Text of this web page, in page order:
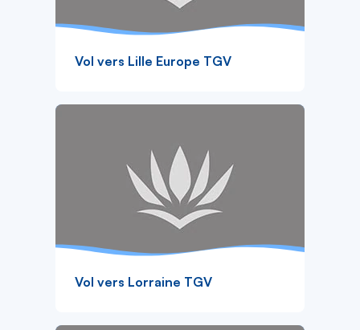
Vol vers Lille Europe TGV
Vol vers Lorraine TGV